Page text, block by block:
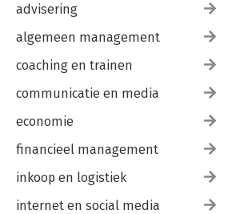
advisering
algemeen management
coaching en trainen
communicatie en media
economie
financieel management
inkoop en logistiek
internet en social media